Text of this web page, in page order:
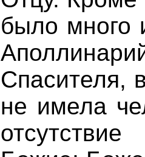
было много
Спасителя,
не имела